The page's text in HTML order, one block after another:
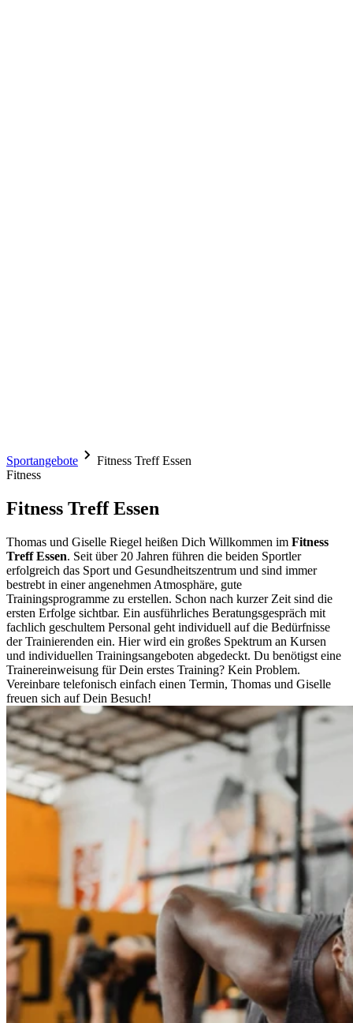
Sportangebote
Fitness Treff Essen
Fitness
Fitness Treff Essen
Thomas und Giselle Riegel heißen Dich Willkommen im Fitness
Treff Essen. Seit über 20 Jahren führen die beiden Sportler
erfolgreich das Sport und Gesundheitszentrum und sind immer
bestrebt in einer angenehmen Atmosphäre, gute
Trainingsprogramme zu erstellen. Schon nach kurzer Zeit sind die
ersten Erfolge sichtbar. Ein ausführliches Beratungsgespräch mit
fachlich geschultem Personal geht individuell auf die Bedürfnisse
der Trainierenden ein. Hier wird ein großes Spektrum an Kursen
und individuellen Trainingsangeboten abgedeckt. Du benötigst eine
Trainereinweisung für Dein erstes Training? Kein Problem.
Vereinbare telefonisch einfach einen Termin, Thomas und Giselle
freuen sich auf Dein Besuch!